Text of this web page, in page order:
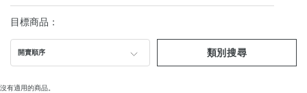
目標商品：
開賣順序 類別搜尋
沒有適用的商品。